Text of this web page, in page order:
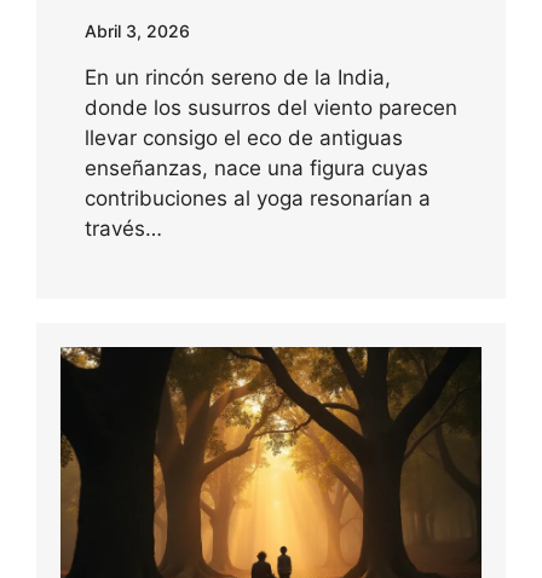
Abril 3, 2026
En un rincón sereno de la India,
donde los susurros del viento parecen
llevar consigo el eco de antiguas
enseñanzas, nace una figura cuyas
contribuciones al yoga resonarían a
través…